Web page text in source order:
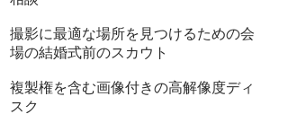
撮影に最適な場所を見つけるための会
場の結婚式前のスカウト
複製権を含む画像付きの高解像度ディ
スク